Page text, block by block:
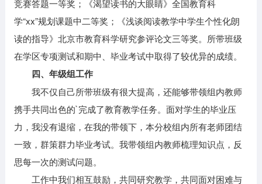
竞赛答题一等奖；《渴望读书的大眼睛》全国教育科
学“xx”规划课题中二等奖；《浅谈阅读教学中学生个性化朗
读的指导》北京市教育科学研究参评论文三等奖。所带班级
在学区专项测试和期中、毕业考试中取得了较优异的成绩。
四、年级组工作
我不仅自己所带班级有很大提高，还能够带领组内教师
携手共同出色的`完成了教育教学任务。面对学生的毕业压
力，我没有退缩，在我的带领下，本分校组内所有老师团结
一致，群策群力毕业考试。我带领组内教师梳理知识点，反
思每一次的测试问题。
工作中我们相互鼓励，共同研究教学，共同面对困难与